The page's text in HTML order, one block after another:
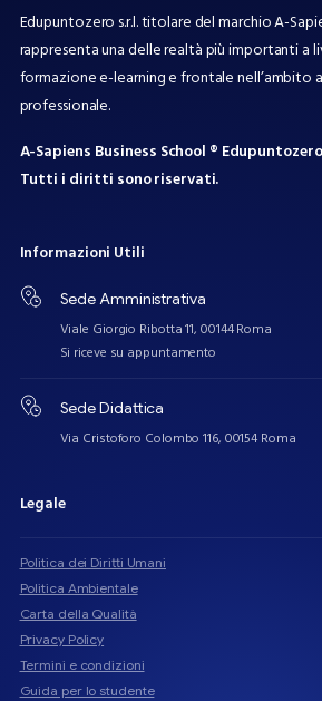
Edupuntozero s.r.l. titolare del marchio A-
rappresenta una delle realtà più importanti a
formazione e-learning e frontale nell’ambito
professionale.
A-Sapiens Business School ®
Tutti i diritti sono riservati.
Informazioni Utili
Sede Amministrativa
Viale Giorgio Ribotta 11, 00144 Roma
Si riceve su appuntamento
Sede Didattica
Via Cristoforo Colombo 116, 00154 Roma
Legale
Politica dei Diritti Umani
Politica Ambientale
Carta della Qualità
Privacy Policy
Termini e condizioni
Guida per lo studente